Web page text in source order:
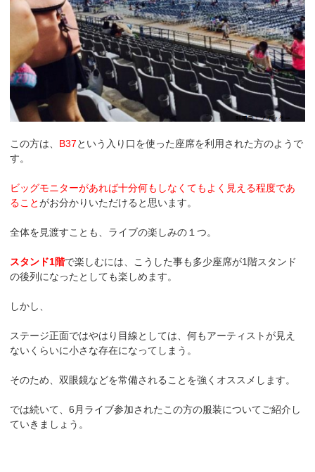
この方は、 B37という入り口を使った座席を利用された方のようで
す。
ビッグモニターがあれば十分何もしなくてもよく見える程度であ
ることがお分かりいただけると思います。
全体を見渡すことも、ライブの楽しみの１つ。
スタンド1階で楽しむには、こうした事も多少座席が1階スタンド
の後列になったとしても楽しめます。
しかし、
ステージ正面ではやはり目線としては、何もアーティストが見え
ないくらいに小さな存在になってしまう。
そのため、双眼鏡などを常備されることを強くオススメします。
では続いて、6月ライブ参加されたこの方の服装についてご紹介し
ていきましょう。